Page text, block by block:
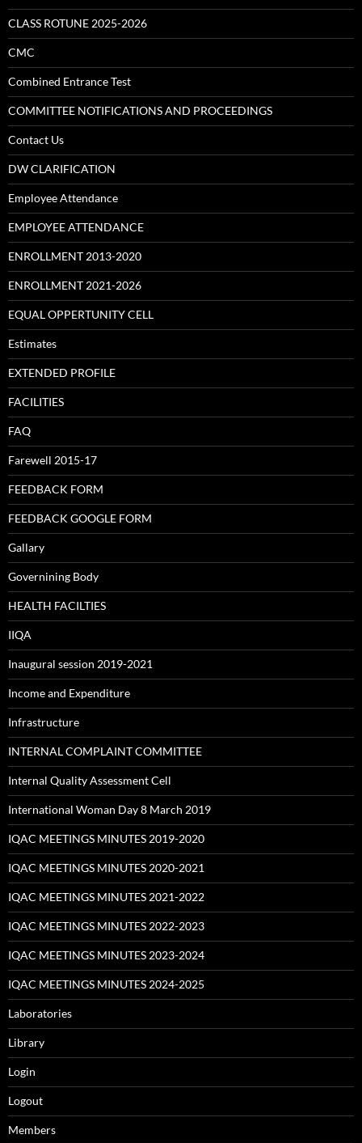
CLASS ROTUNE 2025-2026
CMC
Combined Entrance Test
COMMITTEE NOTIFICATIONS AND PROCEEDINGS
Contact Us
DW CLARIFICATION
Employee Attendance
EMPLOYEE ATTENDANCE
ENROLLMENT 2013-2020
ENROLLMENT 2021-2026
EQUAL OPPERTUNITY CELL
Estimates
EXTENDED PROFILE
FACILITIES
FAQ
Farewell 2015-17
FEEDBACK FORM
FEEDBACK GOOGLE FORM
Gallary
Governining Body
HEALTH FACILTIES
IIQA
Inaugural session 2019-2021
Income and Expenditure
Infrastructure
INTERNAL COMPLAINT COMMITTEE
Internal Quality Assessment Cell
International Woman Day 8 March 2019
IQAC MEETINGS MINUTES 2019-2020
IQAC MEETINGS MINUTES 2020-2021
IQAC MEETINGS MINUTES 2021-2022
IQAC MEETINGS MINUTES 2022-2023
IQAC MEETINGS MINUTES 2023-2024
IQAC MEETINGS MINUTES 2024-2025
Laboratories
Library
Login
Logout
Members